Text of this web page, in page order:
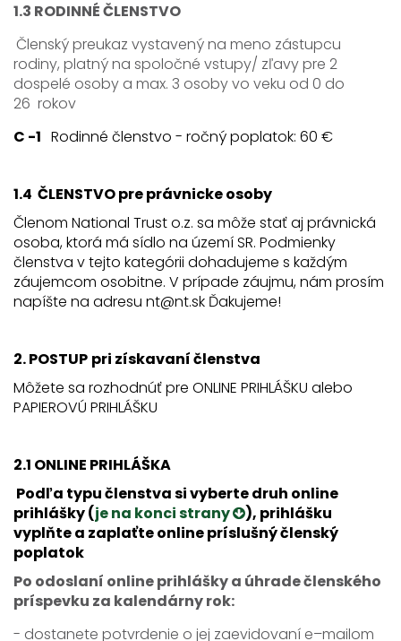
1.3 RODINNÉ ČLENSTVO
Členský preukaz vystavený na meno zástupcu
rodiny, platný na spoločné vstupy/ zľavy pre 2
dospelé osoby a max. 3 osoby vo veku od 0 do
26 rokov
C -1 Rodinné členstvo - ročný poplatok: 60 €
1.4 ČLENSTVO pre právnicke osoby
Členom National Trust o.z. sa môže stať aj právnická
osoba, ktorá má sídlo na území SR. Podmienky
členstva v tejto kategórii dohadujeme s každým
záujemcom osobitne. V prípade záujmu, nám prosím
napíšte na adresu nt@nt.sk Ďakujeme!
2. POSTUP pri získavaní členstva
Môžete sa rozhodnúť pre ONLINE PRIHLÁŠKU alebo
PAPIEROVÚ PRIHLÁŠKU
2.1 ONLINE PRIHLÁŠKA
Podľa typu členstva si vyberte druh online
prihlášky (je na konci strany
), prihlášku
vyplňte a zaplaťte online príslušný členský
poplatok
Po odoslaní online prihlášky a úhrade členského
príspevku za kalendárny rok:
- dostanete potvrdenie o jej zaevidovaní e–mailom